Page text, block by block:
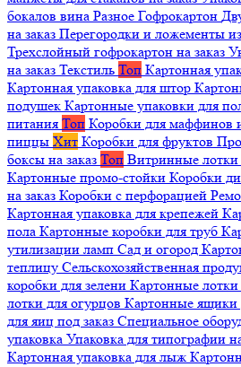
бокалов вина Разное Гофрокартон
на заказ Перегородки и ложементы
Трехслойный гофрокартон на заказ
на заказ Текстиль Топ Картонная
Картонная упаковка для штор
подушек Картонные упаковки для
питания Топ Коробки для маффинов
пиццы Хит Коробки для фруктов
боксы на заказ Топ Витринные лотки
Картонные промо-стойки Коробки
на заказ Коробки с перфорацией
Картонная упаковка для крепежей
пола Картонные коробки для труб
утилизации ламп Сад и огород
теплицу Сельскохозяйственная
коробки для зелени Картонные лотки
лотки для огурцов Картонные ящики
для яиц под заказ Специальное
упаковка Упаковка для типографии
Картонная упаковка для лыж